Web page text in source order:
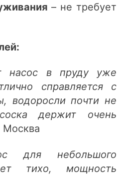
– не требует
насос в пруду уже
справляется с
водоросли почти не
держит очень
Москва
для небольшого
тихо, мощность